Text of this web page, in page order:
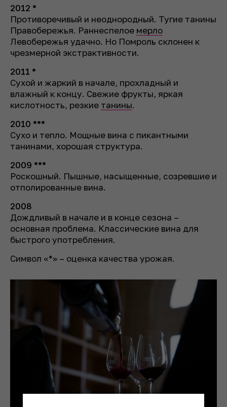
2012 *
Противоречивый и неоднородный. Тугие танины
Правобережья. Раннеспелое мерло
Левобережья удачно. Но Помроль склонен к
чрезмерной экстрактивности.
2011 *
Сухой и жаркий в начале, прохладный и
влажный к концу. Свежие фрукты, яркая
кислотность, резкие танины.
2010 ***
Сухо и тепло. Мощные вина с пикантными
танинами, хорошая структура.
2009 ***
Роскошный. Пышные, насыщенные, созревшие и
отполированные вина.
2008
Дождливый в начале и в конце сезона –
основная проблема. Классические вина для
быстрого употребления.
Символ «*» – оценка качества урожая.